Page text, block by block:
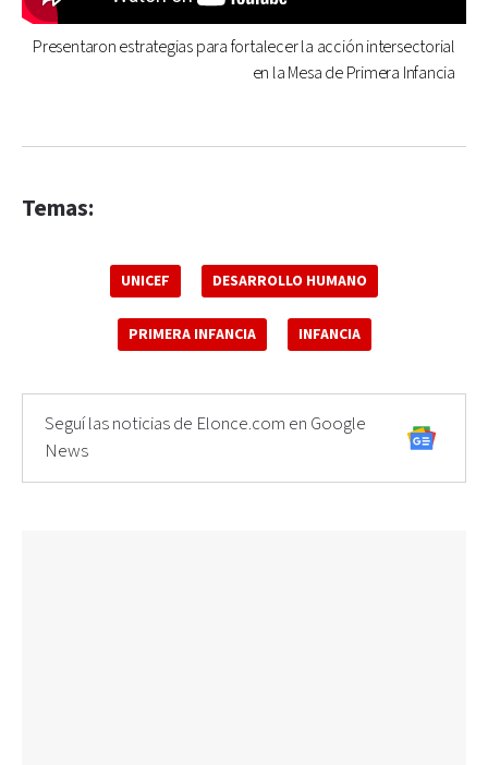
Presentaron estrategias para fortalecer la acción intersectorial
en la Mesa de Primera Infancia
Temas:
UNICEF DESARROLLO HUMANO
PRIMERA INFANCIA INFANCIA
Seguí las noticias de Elonce.com en Google
News